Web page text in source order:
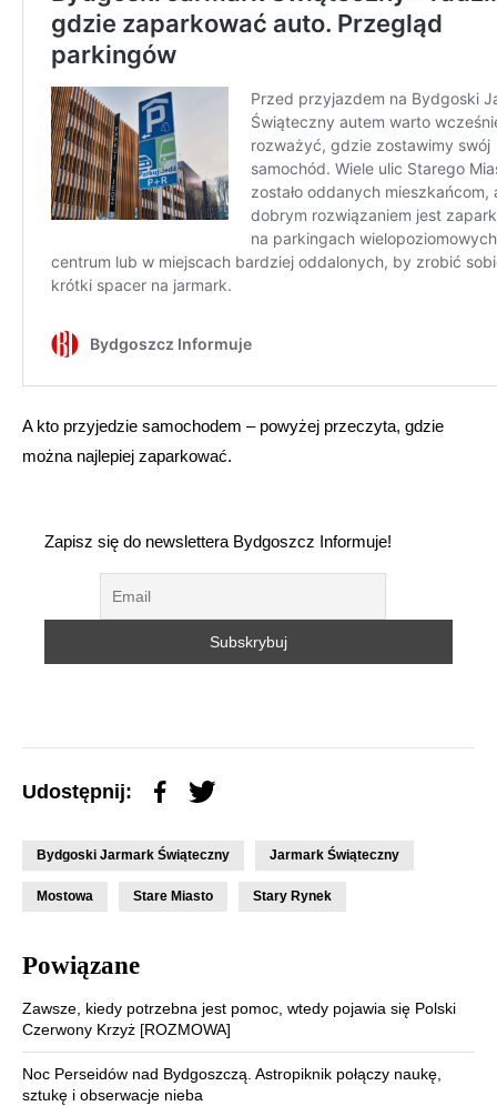
A kto przyjedzie samochodem – powyżej przeczyta, gdzie
można najlepiej zaparkować.
Zapisz się do newslettera Bydgoszcz Informuje!
Udostępnij:
Bydgoski Jarmark Świąteczny Jarmark Świąteczny
Mostowa Stare Miasto Stary Rynek
Powiązane
Zawsze, kiedy potrzebna jest pomoc, wtedy pojawia się Polski
Czerwony Krzyż [ROZMOWA]
Noc Perseidów nad Bydgoszczą. Astropiknik połączy naukę,
sztukę i obserwacje nieba